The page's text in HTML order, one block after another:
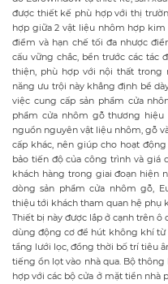
được thiết kế phù hợp với thị
hợp giữa 2 vật liệu nhôm hợp
điểm và hạn chế tối đa nhược
cấu vững chắc, bền trước các tác
thiện, phù hợp với nội thất trong
năng ưu trội này khẳng định bề
việc cung cấp sản phẩm cửa
phẩm cửa nhôm gỗ thương
nguồn nguyên vật liệu nhôm, gỗ
cấp khác, nên giúp cho hoạt
bảo tiến độ của công trình và giá
khách hàng trong giai đoạn hiện
dòng sản phẩm cửa nhôm gỗ,
thiệu tới khách tham quan hệ phụ
Thiết bị này được lắp ở cạnh trên ô
dùng động cơ để hút không khí từ
tầng lưới lọc, đồng thời bố trí tiêu
tiếng ồn lọt vào nhà qua. Bộ
hợp với các bộ cửa ở mặt tiền nhà